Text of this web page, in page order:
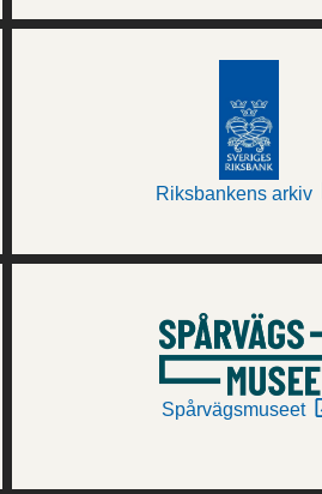
Riksbankens arkiv
Spårvägsmuseet